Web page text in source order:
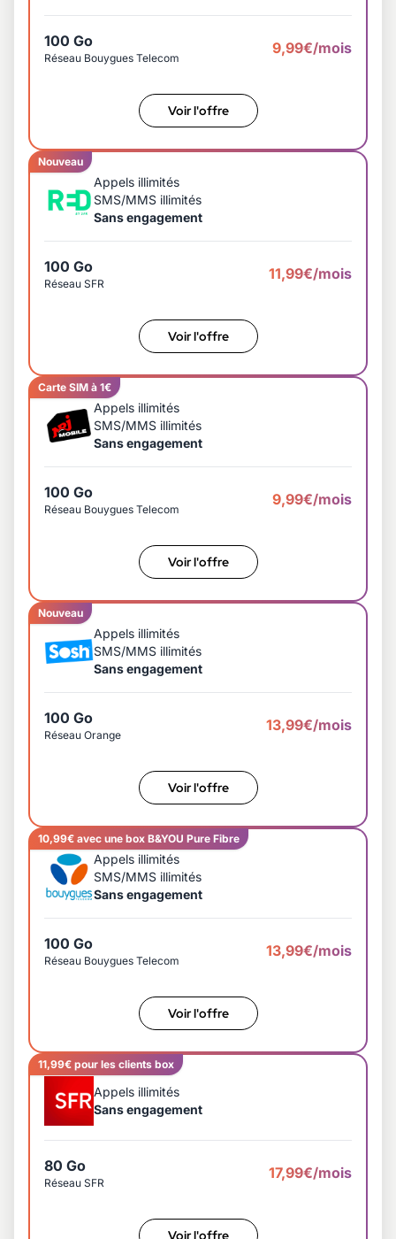
100 Go
Réseau Bouygues Telecom
9,99€/mois
Voir l'offre
Nouveau
Appels illimités
SMS/MMS illimités
Sans engagement
100 Go
Réseau SFR
11,99€/mois
Voir l'offre
Carte SIM à 1€
Appels illimités
SMS/MMS illimités
Sans engagement
100 Go
Réseau Bouygues Telecom
9,99€/mois
Voir l'offre
Nouveau
Appels illimités
SMS/MMS illimités
Sans engagement
100 Go
Réseau Orange
13,99€/mois
Voir l'offre
10,99€ avec une box B&YOU Pure Fibre
Appels illimités
SMS/MMS illimités
Sans engagement
100 Go
Réseau Bouygues Telecom
13,99€/mois
Voir l'offre
11,99€ pour les clients box
Appels illimités
Sans engagement
80 Go
Réseau SFR
17,99€/mois
Voir l'offre